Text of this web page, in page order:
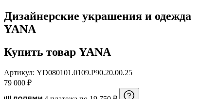
Дизайнерские украшения и одежда
YANA
Купить товар YANA
Артикул: YD080101.0109.P90.20.00.25
79 000 ₽